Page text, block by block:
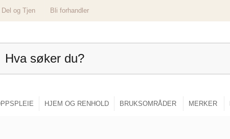
Del og Tjen
Bli forhandler
HJEM OG RENHOLD BRUKSOMRÅDER MERKER